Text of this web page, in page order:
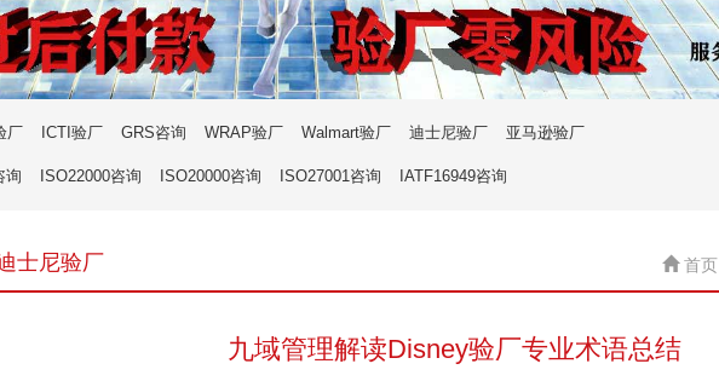
厂 ICTI验厂 GRS咨询 WRAP验厂 Walmart验厂 迪士尼验厂 亚马逊验厂
询 ISO22000咨询 ISO20000咨询 ISO27001咨询 IATF16949咨询
士尼验厂 首页
九域管理解读Disney验厂专业术语总结